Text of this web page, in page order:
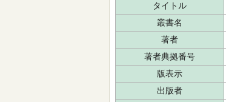
タイトル
叢書名
著者
著者典拠番号
版表示
出版者